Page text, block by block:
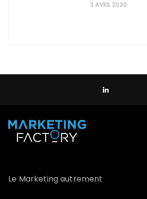
3 AVRIL 2020
Le Marketing autrement